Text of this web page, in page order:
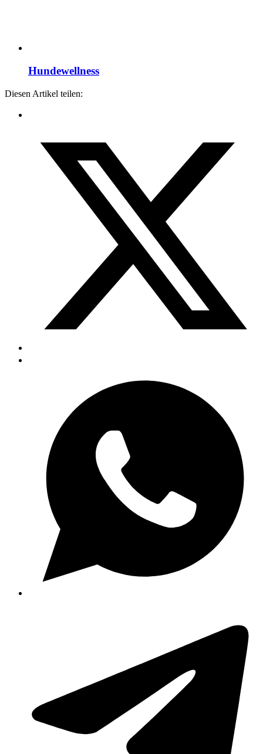
Hundewellness
Diesen Artikel teilen: